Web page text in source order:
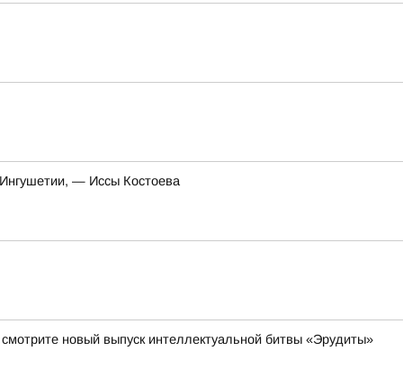
— Иссы Костоева
новый выпуск интеллектуальной битвы «Эрудиты»